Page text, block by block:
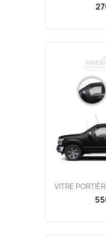
VITRE